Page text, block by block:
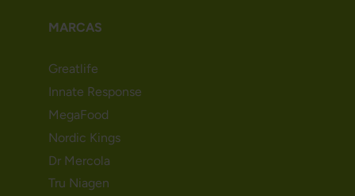
MARCAS
Greatlife
Innate Response
MegaFood
Nordic Kings
Dr Mercola
Tru Niagen